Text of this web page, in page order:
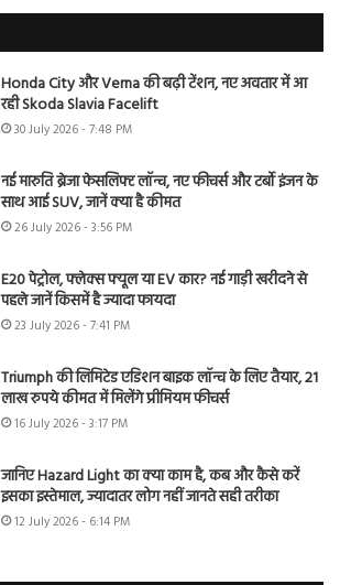
Honda City और Verna की बढ़ी टेंशन, नए अवतार में आ
रही Skoda Slavia Facelift
30 July 2026 - 7:48 PM
नई मारुति ब्रेजा फेसलिफ्ट लॉन्च, नए फीचर्स और टर्बो इंजन के
साथ आई SUV, जानें क्या है कीमत
26 July 2026 - 3:56 PM
E20 पेट्रोल, फ्लेक्स फ्यूल या EV कार? नई गाड़ी खरीदने से
पहले जानें किसमें है ज्यादा फायदा
23 July 2026 - 7:41 PM
Triumph की लिमिटेड एडिशन बाइक लॉन्च के लिए तैयार, 21
लाख रुपये कीमत में मिलेंगे प्रीमियम फीचर्स
16 July 2026 - 3:17 PM
जानिए Hazard Light का क्या काम है, कब और कैसे करें
इसका इस्तेमाल, ज्यादातर लोग नहीं जानते सही तरीका
12 July 2026 - 6:14 PM